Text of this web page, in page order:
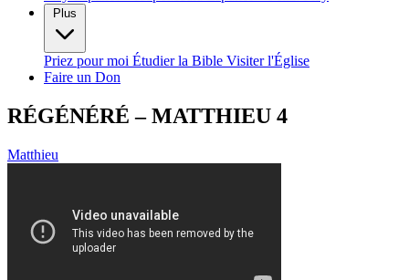
Plus
Priez pour moi Étudier la Bible Visiter l'Église
Faire un Don
RÉGÉNÉRÉ – MATTHIEU 4
Matthieu